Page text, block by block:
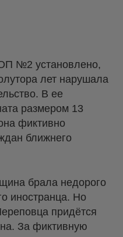
№2 установлено,
лет нарушала
В ее
размером 13
фиктивно
ближнего
брала недорого
иностранца. Но
придётся
За фиктивную